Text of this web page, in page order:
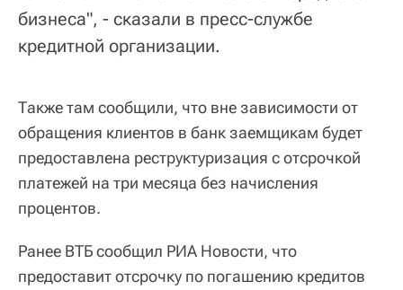
бизнеса", - сказали в пресс-службе
кредитной организации.
Также там сообщили, что вне зависимости от
обращения клиентов в банк заемщикам будет
предоставлена реструктуризация с отсрочкой
платежей на три месяца без начисления
процентов.
Ранее ВТБ сообщил РИА Новости, что
предоставит отсрочку по погашению кредитов